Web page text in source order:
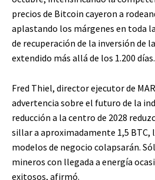
precios de Bitcoin cayeron a
aplastando los márgenes en toda
de recuperación de la inversión de
extendido más allá de los 1.200 días.
Fred Thiel, director ejecutor de
advertencia sobre el futuro de la
reducción a la centro de 2028
sillar a aproximadamente 1,5 BTC,
modelos de negocio colapsarán.
mineros con llegada a energía
exitosos, afirmó.